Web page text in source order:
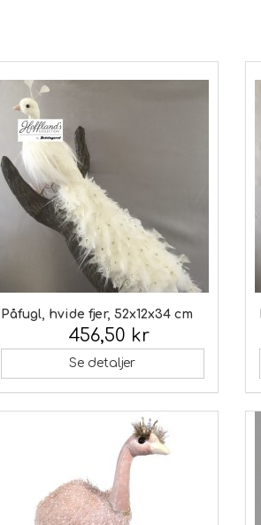
Påfugl, hvide fjer, 52x12x34 cm
456,50 kr
Se detaljer